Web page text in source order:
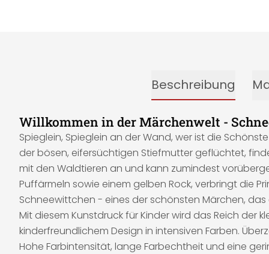
Beschreibung
Willkommen in der Märchenwelt -
Spieglein, Spieglein an der Wand, wer ist die
der bösen, eifersüchtigen Stiefmutter geflüchtet,
mit den Waldtieren an und kann zumindest
Puffärmeln sowie einem gelben Rock, verbringt die
Schneewittchen - eines der schönsten Märchen,
Mit diesem Kunstdruck für Kinder wird das Reich der
kinderfreundlichem Design in intensiven Farben.
Hohe Farbintensität, lange Farbechtheit und eine